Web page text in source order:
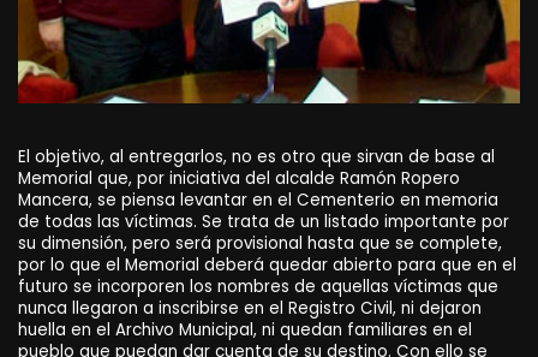
El objetivo, al entregarlos, no es otro que sirvan de base al
Memorial que, por iniciativa del alcalde Ramón Ropero
Mancera, se piensa levantar en el Cementerio en memoria
de todas las víctimas. Se trata de un listado importante por
su dimensión, pero será provisional hasta que se complete,
por lo que el Memorial deberá quedar abierto para que en el
futuro se incorporen los nombres de aquellas víctimas que
nunca llegaron a inscribirse en el Registro Civil, ni dejaron
huella en el Archivo Municipal, ni quedan familiares en el
pueblo que puedan dar cuenta de su destino. Con ello se